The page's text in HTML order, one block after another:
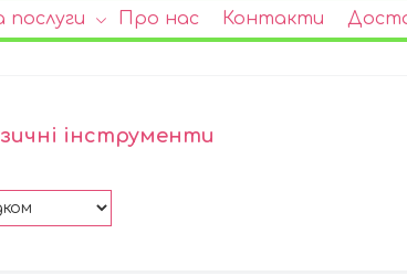
Про нас Контакти
інструменти